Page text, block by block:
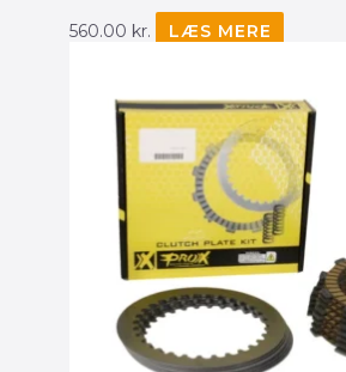
560.00 kr. LÆS MERE